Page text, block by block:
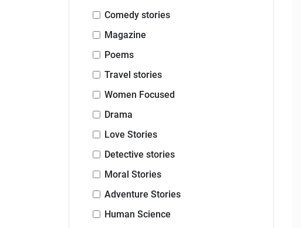
Comedy stories
Magazine
Poems
Travel stories
Women Focused
Drama
Love Stories
Detective stories
Moral Stories
Adventure Stories
Human Science